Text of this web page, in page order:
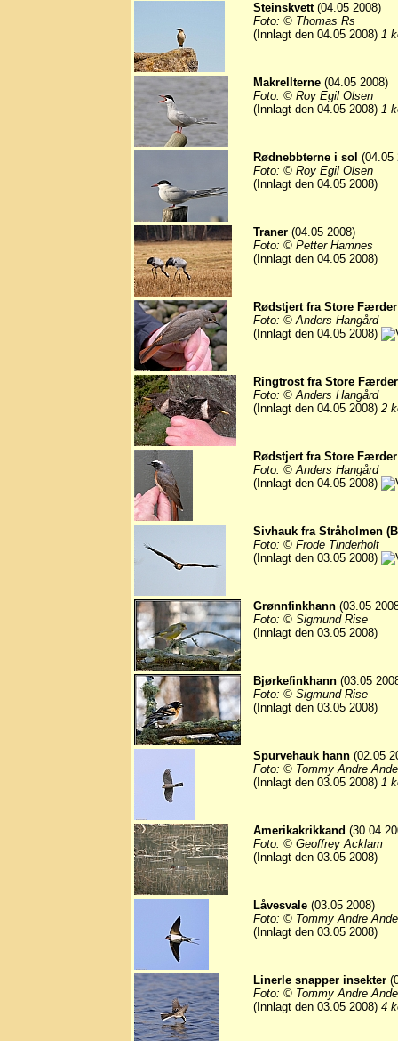
Steinskvett(04.05 2008)
Foto: © Thomas Rs
(Innlagt den 04.05 2008) 1
Makrellterne (04.05 2008)
Foto: © Roy Egil Olsen
(Innlagt den 04.05 2008) 1
Rødnebbterne i sol (04.05
Foto: © Roy Egil Olsen
(Innlagt den 04.05 2008)
Traner (04.05 2008)
Foto: © Petter Hamnes
(Innlagt den 04.05 2008)
Rødstjert fra Store
Foto: © Anders Hangård
(Innlagt den 04.05 2008)
Ringtrost fra Store
Foto: © Anders Hangård
(Innlagt den 04.05 2008) 2
Rødstjert fra Store
Foto: © Anders Hangård
(Innlagt den 04.05 2008)
Sivhauk fra Stråholmen
Foto: © Frode Tinderholt
(Innlagt den 03.05 2008)
Grønnfinkhann (03.05
Foto: © Sigmund Rise
(Innlagt den 03.05 2008)
Bjørkefinkhann (03.05
Foto: © Sigmund Rise
(Innlagt den 03.05 2008)
Spurvehauk hann (02.05
Foto: © Tommy Andre
(Innlagt den 03.05 2008) 1
Amerikakrikkand (30.04
Foto: © Geoffrey Acklam
(Innlagt den 03.05 2008)
Låvesvale (03.05 2008)
Foto: © Tommy Andre
(Innlagt den 03.05 2008)
Linerle snapper insekter
Foto: © Tommy Andre
(Innlagt den 03.05 2008) 4